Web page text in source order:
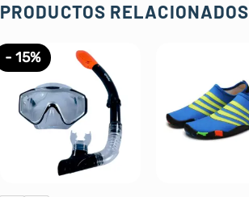
PRODUCTOS RELACIONADOS
- 15%